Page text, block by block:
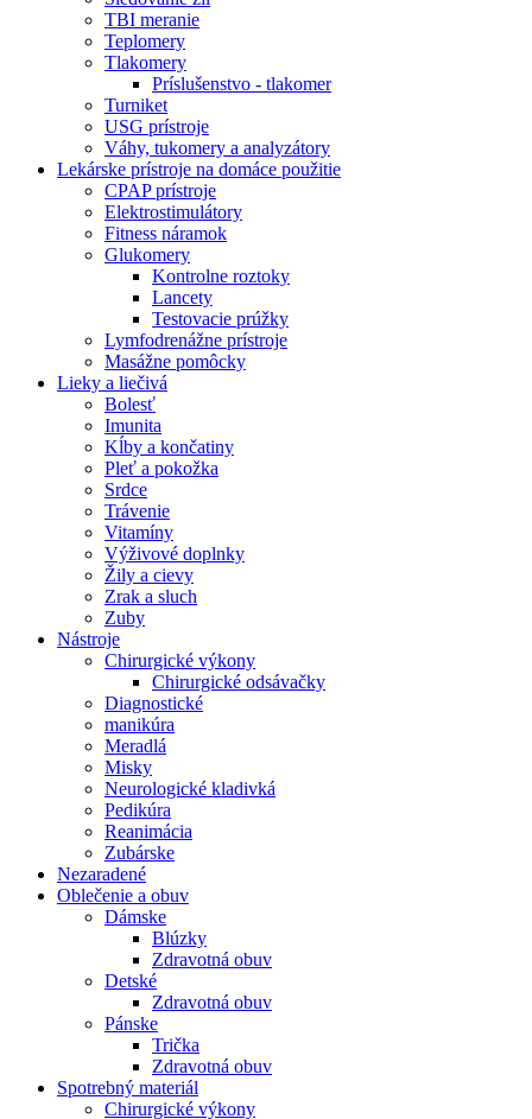
TBI meranie
Teplomery
Tlakomery
Príslušenstvo - tlakomer
Turniket
USG prístroje
Váhy, tukomery a analyzátory
Lekárske prístroje na domáce použitie
CPAP prístroje
Elektrostimulátory
Fitness náramok
Glukomery
Kontrolne roztoky
Lancety
Testovacie prúžky
Lymfodrenážne prístroje
Masážne pomôcky
Lieky a liečivá
Bolesť
Imunita
Kĺby a končatiny
Pleť a pokožka
Srdce
Trávenie
Vitamíny
Výživové doplnky
Žily a cievy
Zrak a sluch
Zuby
Nástroje
Chirurgické výkony
Chirurgické odsávačky
Diagnostické
manikúra
Meradlá
Misky
Neurologické kladivká
Pedikúra
Reanimácia
Zubárske
Nezaradené
Oblečenie a obuv
Dámske
Blúzky
Zdravotná obuv
Detské
Zdravotná obuv
Pánske
Trička
Zdravotná obuv
Spotrebný materiál
Chirurgické výkony